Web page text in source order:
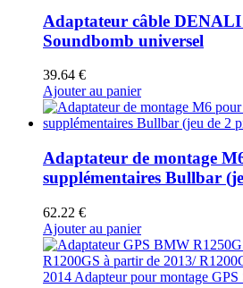
Adaptateur câble
Soundbomb universel
39.64 €
Ajouter au panier
Adaptateur de montage
supplémentaires Bullbar
62.22 €
Ajouter au panier